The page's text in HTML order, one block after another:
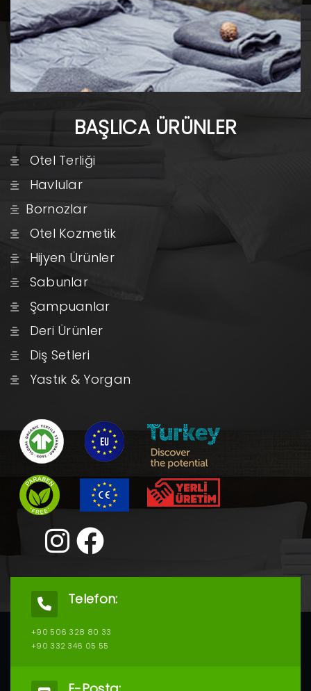
BAŞLICA ÜRÜNLER
Otel Terliği
Havlular
Bornozlar
Otel Kozmetik
Hijyen Ürünler
Sabunlar
Şampuanlar
Deri Ürünler
Diş Setleri
Yastık & Yorgan
Telefon:
+90 506 328 80 33
+90 332 346 05 55